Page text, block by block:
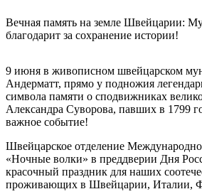
Вечная память на земле Швейцарии:
благодарит за сохранение истории!
9 июня в живописном швейцарском
Андерматт, прямо у подножия
символа памяти о сподвижниках
Александра Суворова, павших в 1799
важное событие!
Швейцарское отделение
«Ночные волки» в преддверии Дня
красочный праздник для наших
проживающих в Швейцарии, Италии,